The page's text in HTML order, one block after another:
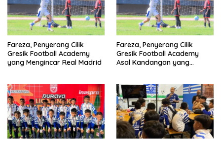
Fareza, Penyerang Cilik
Gresik Football Academy
yang Mengincar Real Madrid
Fareza, Penyerang Cilik
Gresik Football Academy
Asal Kandangan yang